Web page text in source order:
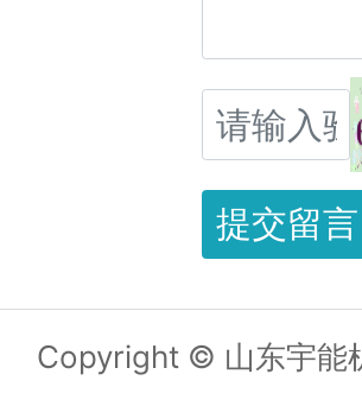
提交留言
Copyright © 山东宇能